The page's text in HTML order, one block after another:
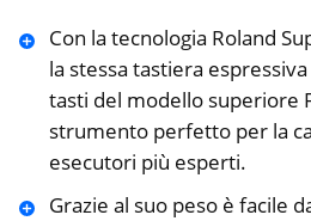
Con la tecnologia Roland
la stessa tastiera
tasti del modello superiore
strumento perfetto per la
esecutori più esperti.
Grazie al suo peso è facile